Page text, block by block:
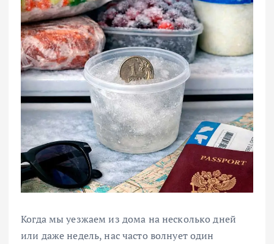
Когда мы уезжаем из дома на несколько дней
или даже недель, нас часто волнует один